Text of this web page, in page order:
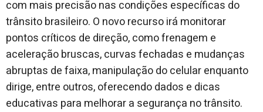
com mais precisão nas condições específicas do
trânsito brasileiro. O novo recurso irá monitorar
pontos críticos de direção, como frenagem e
aceleração bruscas, curvas fechadas e mudanças
abruptas de faixa, manipulação do celular enquanto
dirige, entre outros, oferecendo dados e dicas
educativas para melhorar a segurança no trânsito.